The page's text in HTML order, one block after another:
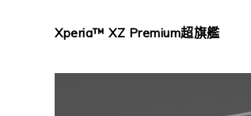
Xperia™ XZ Premium超旗艦